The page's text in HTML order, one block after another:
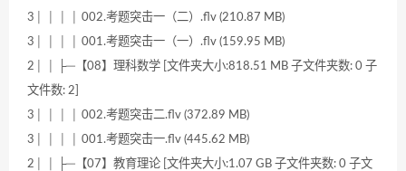
3│ │ │ │ 002.考题突击一（二）.flv (210.87 MB)
3│ │ │ │ 001.考题突击一（一）.flv (159.95 MB)
2│ │ ├─【08】理科数学 [文件夹大小:818.51 MB 子文件夹数: 0 子
文件数: 2]
3│ │ │ │ 002.考题突击二.flv (372.89 MB)
3│ │ │ │ 001.考题突击一.flv (445.62 MB)
2│ │ ├─【07】教育理论 [文件夹大小:1.07 GB 子文件夹数: 0 子文